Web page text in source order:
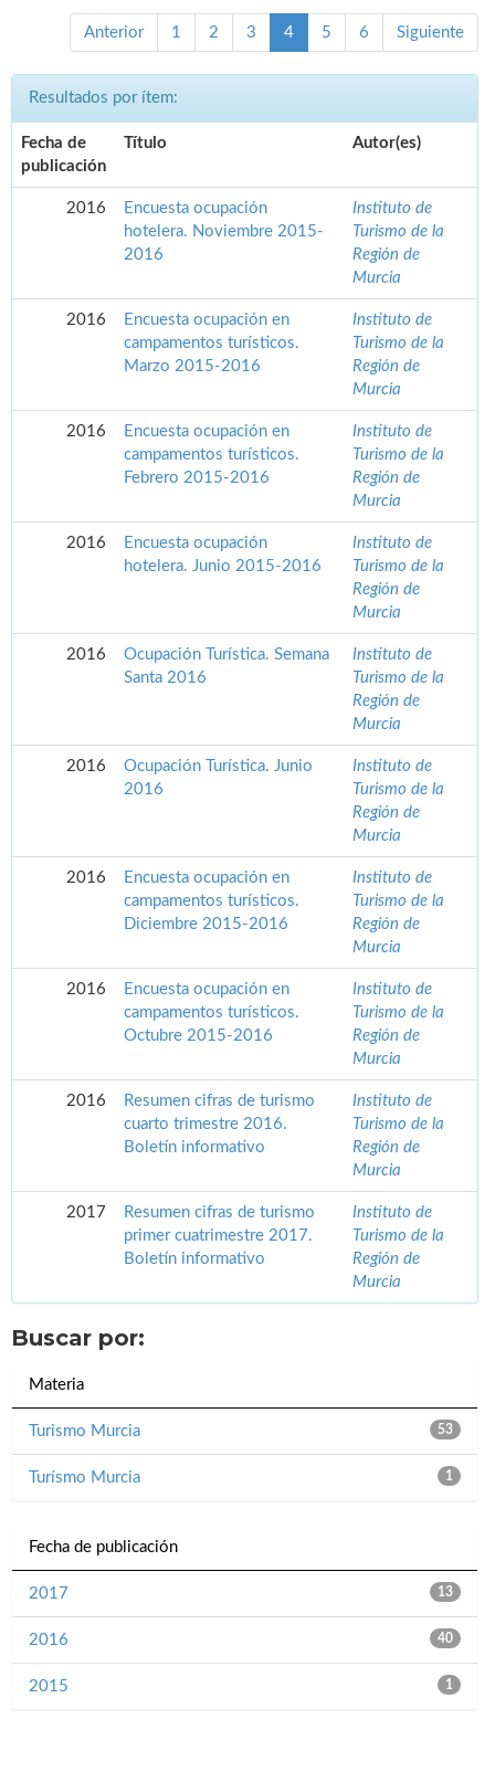
Anterior 1 2 3 4 5 6 Siguiente
Resultados por ítem:
Fecha de
publicación
Título Autor(es)
2016
Encuesta ocupación
hotelera. Noviembre 2015-
2016
Instituto de
Turismo de la
Región de
Murcia
2016
Encuesta ocupación en
campamentos turísticos.
Marzo 2015-2016
Instituto de
Turismo de la
Región de
Murcia
2016
Encuesta ocupación en
campamentos turísticos.
Febrero 2015-2016
Instituto de
Turismo de la
Región de
Murcia
2016
Encuesta ocupación
hotelera. Junio 2015-2016
Instituto de
Turismo de la
Región de
Murcia
2016
Ocupación Turística. Semana
Santa 2016
Instituto de
Turismo de la
Región de
Murcia
2016
Ocupación Turística. Junio
2016
Instituto de
Turismo de la
Región de
Murcia
2016
Encuesta ocupación en
campamentos turísticos.
Diciembre 2015-2016
Instituto de
Turismo de la
Región de
Murcia
2016
Encuesta ocupación en
campamentos turísticos.
Octubre 2015-2016
Instituto de
Turismo de la
Región de
Murcia
2016
Resumen cifras de turismo
cuarto trimestre 2016.
Boletín informativo
Instituto de
Turismo de la
Región de
Murcia
2017
Resumen cifras de turismo
primer cuatrimestre 2017.
Boletín informativo
Instituto de
Turismo de la
Región de
Murcia
Buscar por:
Materia
53
Turismo Murcia
1
Turísmo Murcia
Fecha de publicación
13
2017
40
2016
1
2015